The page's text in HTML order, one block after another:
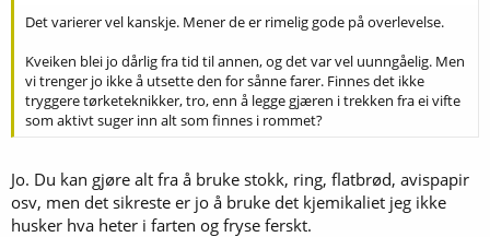
Det varierer vel kanskje. Mener de er rimelig gode på overlevelse.
Kveiken blei jo dårlig fra tid til annen, og det var vel uunngåelig. Men
vi trenger jo ikke å utsette den for sånne farer. Finnes det ikke
tryggere tørketeknikker, tro, enn å legge gjæren i trekken fra ei vifte
som aktivt suger inn alt som finnes i rommet?
Jo. Du kan gjøre alt fra å bruke stokk, ring, flatbrød, avispapir
osv, men det sikreste er jo å bruke det kjemikaliet jeg ikke
husker hva heter i farten og fryse ferskt.